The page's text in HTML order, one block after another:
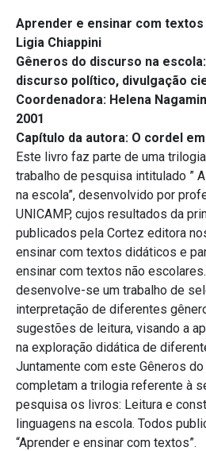
Aprender e ensinar com
Ligia Chiappini
Gêneros do discurso na
discurso político, divulgação
Coordenadora: Helena
2001
Capítulo da autora: O cordel
Este livro faz parte de uma
trabalho de pesquisa intitulado ”
na escola”, desenvolvido por
UNICAMP, cujos resultados da
publicados pela Cortez editora
ensinar com textos didáticos e
ensinar com textos não
desenvolve-se um trabalho de
interpretação de diferentes
sugestões de leitura, visando a
na exploração didática de
Juntamente com este Gêneros
completam a trilogia referente à
pesquisa os livros: Leitura e
linguagens na escola. Todos
“Aprender e ensinar com textos”.